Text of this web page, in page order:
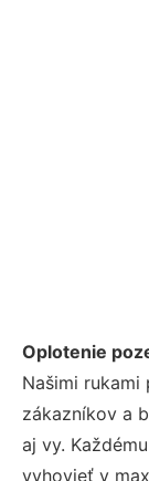
Oplotenie
Našimi
zákazníkov a
aj vy.
vyhovieť v